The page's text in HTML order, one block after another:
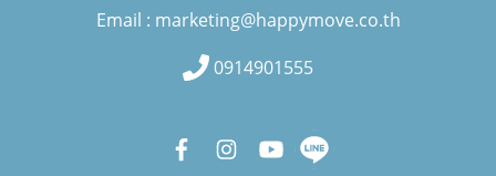
Email : marketing@happymove.co.th
0914901555